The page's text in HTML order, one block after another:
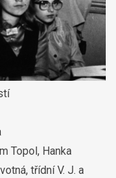
Topol, Hanka
třídní V. J. a